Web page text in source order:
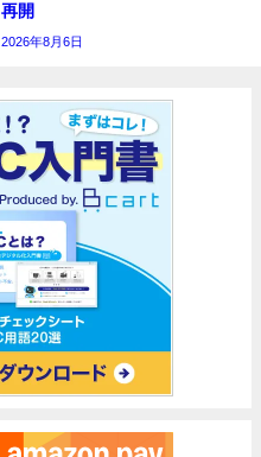
再開
2026年8月6日